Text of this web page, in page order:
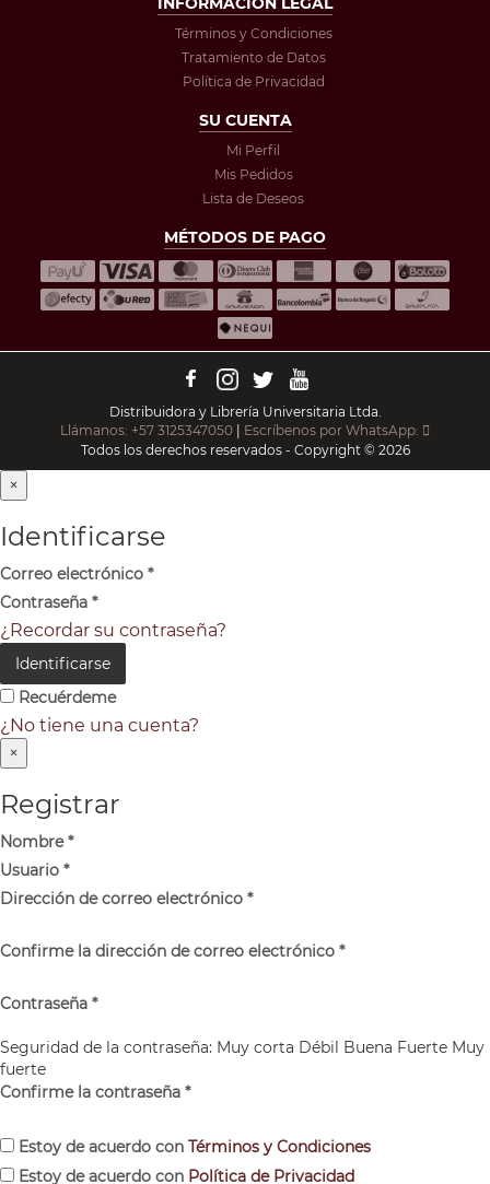
Términos y Condiciones
Tratamiento de Datos
Política de Privacidad
SU CUENTA
Mi Perfil
Mis Pedidos
Lista de Deseos
MÉTODOS DE PAGO
Distribuidora y Librería Universitaria Ltda.
Llámanos: +57 3125347050
Escríbenos por WhatsApp:
Todos los derechos reservados - Copyright © 2026
×
Identificarse
Correo electrónico *
Contraseña *
¿Recordar su contraseña?
Identificarse
Recuérdeme
¿No tiene una cuenta?
×
Registrar
Nombre*
Usuario *
Dirección de correo electrónico *
Confirme la dirección de correo electrónico *
Contraseña *
Seguridad de la contraseña: Muy corta Débil Buena Fuerte Muy
fuerte
Confirme la contraseña *
Estoy de acuerdo con Términos y Condiciones
Estoy de acuerdo con Política de Privacidad